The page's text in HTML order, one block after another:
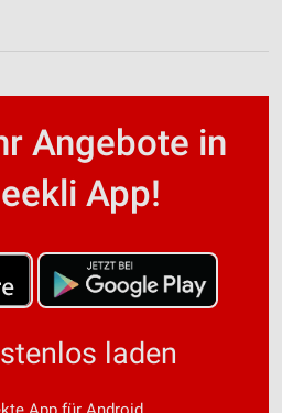
Angebote in
App!
laden